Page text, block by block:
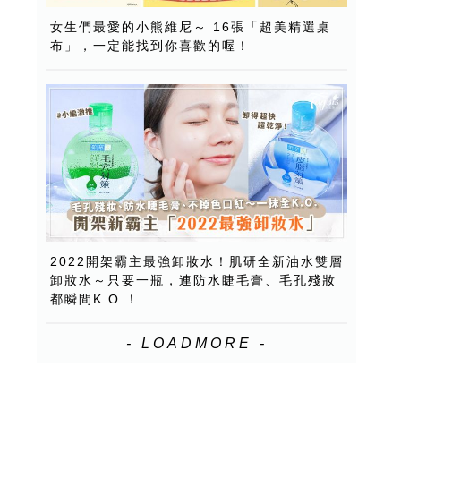
女生們最愛的小熊維尼～ 16張「超美精選桌
布」，一定能找到你喜歡的喔！
2022開架霸主最強卸妝水！肌研全新油水雙層
卸妝水～只要一瓶，連防水睫毛膏、毛孔殘妝
都瞬間K.O.！
- LOADMORE -